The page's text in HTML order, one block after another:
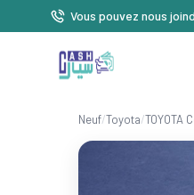
Vous pouvez nous
Neuf/Toyota/TOYOTA